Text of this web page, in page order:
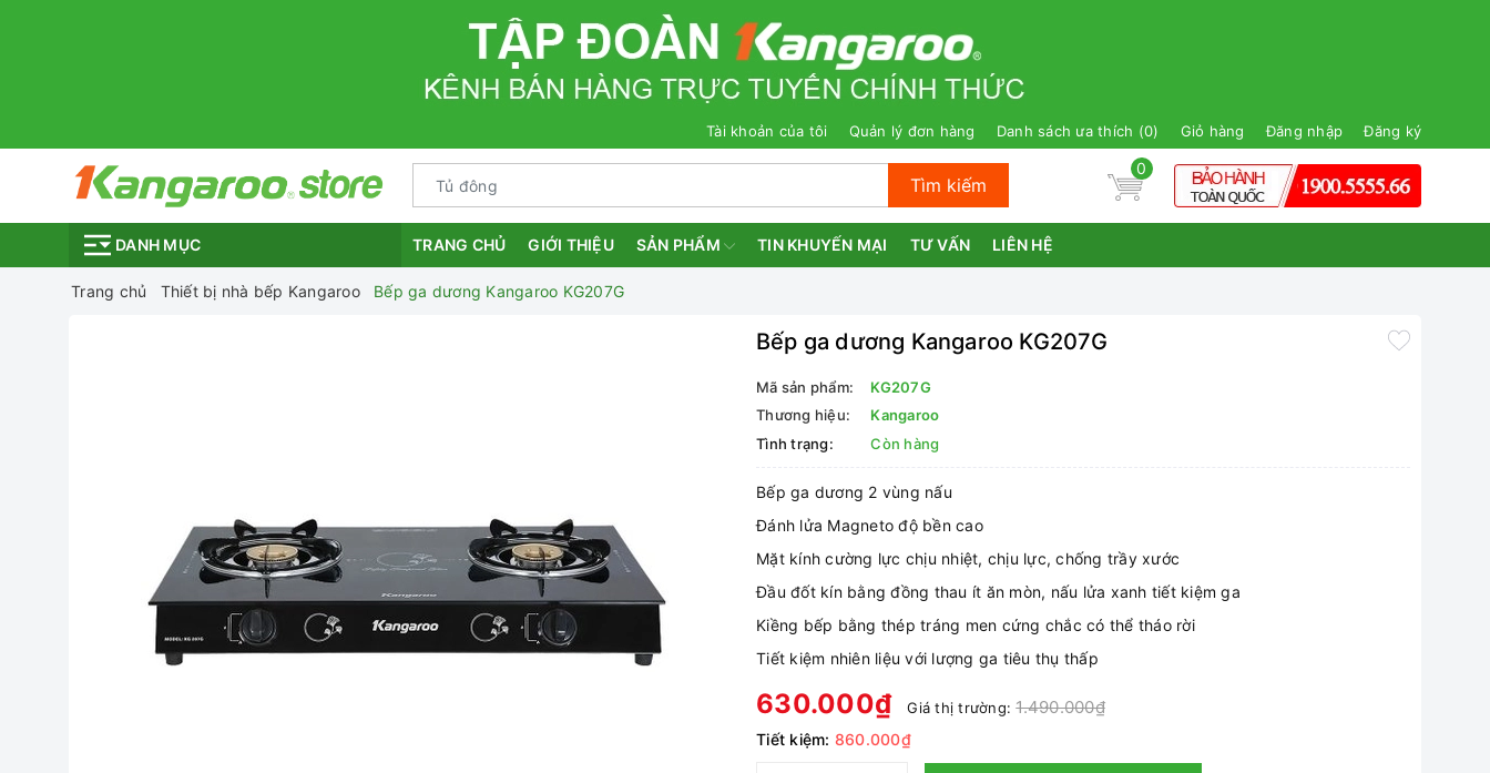
Tài khoản của tôi Quản lý đơn hàng Danh sách ưa thích (0) Giỏ hàng Đăng nhập Đăng ký
Tìm kiếm
0
DANH MỤC TRANG CHỦ GIỚI THIỆU SẢN PHẨM TIN KHUYẾN MẠI TƯ VẤN LIÊN HỆ
Trang chủ Thiết bị nhà bếp Kangaroo Bếp ga dương Kangaroo KG207G
Bếp ga dương Kangaroo KG207G
Mã sản phẩm:
KG207G
Thương hiệu:
Kangaroo
Tình trạng:
Còn hàng
Bếp ga dương 2 vùng nấu
Đánh lửa Magneto độ bền cao
Mặt kính cường lực chịu nhiệt, chịu lực, chống trầy xước
Đầu đốt kín bằng đồng thau ít ăn mòn, nấu lửa xanh tiết kiệm ga
Kiềng bếp bằng thép tráng men cứng chắc có thể tháo rời
Tiết kiệm nhiên liệu với lượng ga tiêu thụ thấp
630.000₫ Giá thị trường:1.490.000₫
Tiết kiệm: 860.000₫